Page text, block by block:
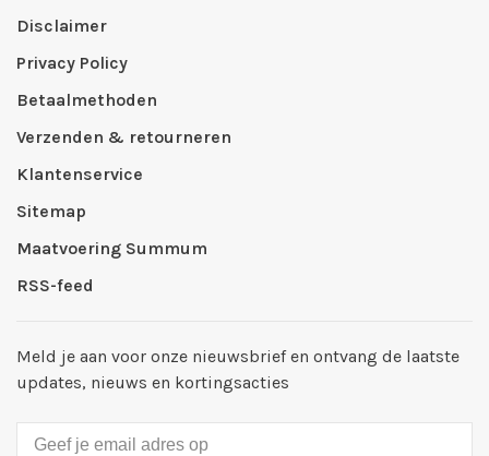
Disclaimer
Privacy Policy
Betaalmethoden
Verzenden & retourneren
Klantenservice
Sitemap
Maatvoering Summum
RSS-feed
Meld je aan voor onze nieuwsbrief en ontvang de laatste
updates, nieuws en kortingsacties